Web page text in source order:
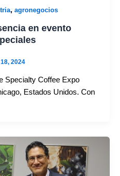
, agronegocios
en evento
2024
Specialty Coffee Expo
Estados Unidos. Con